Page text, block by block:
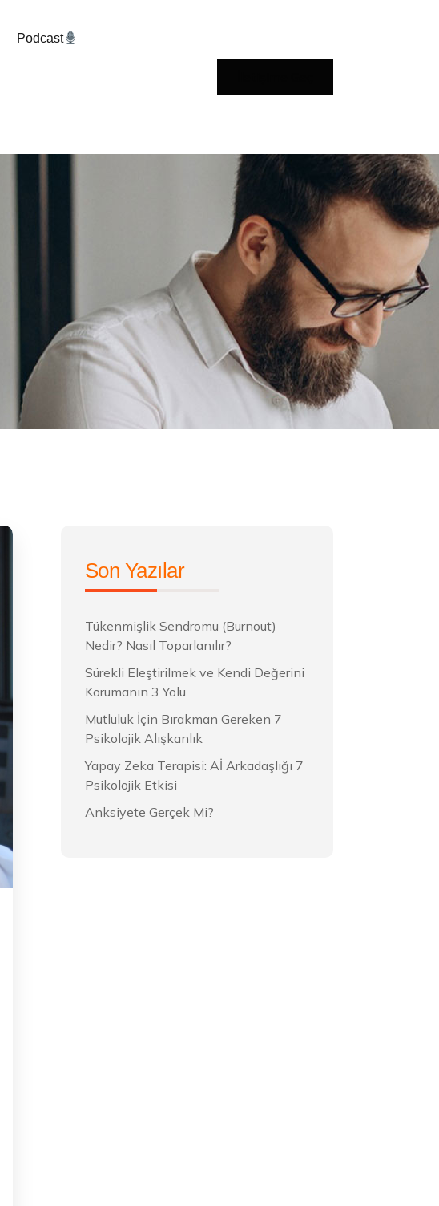
Podcast
Son Yazılar
Tükenmişlik Sendromu (Burnout)
Nedir? Nasıl Toparlanılır?
Sürekli Eleştirilmek ve Kendi Değerini
Korumanın 3 Yolu
Mutluluk İçin Bırakman Gereken 7
Psikolojik Alışkanlık
Yapay Zeka Terapisi: Aİ Arkadaşlığı 7
Psikolojik Etkisi
Anksiyete Gerçek Mi?